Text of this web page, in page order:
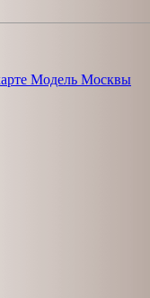
Модель Москвы